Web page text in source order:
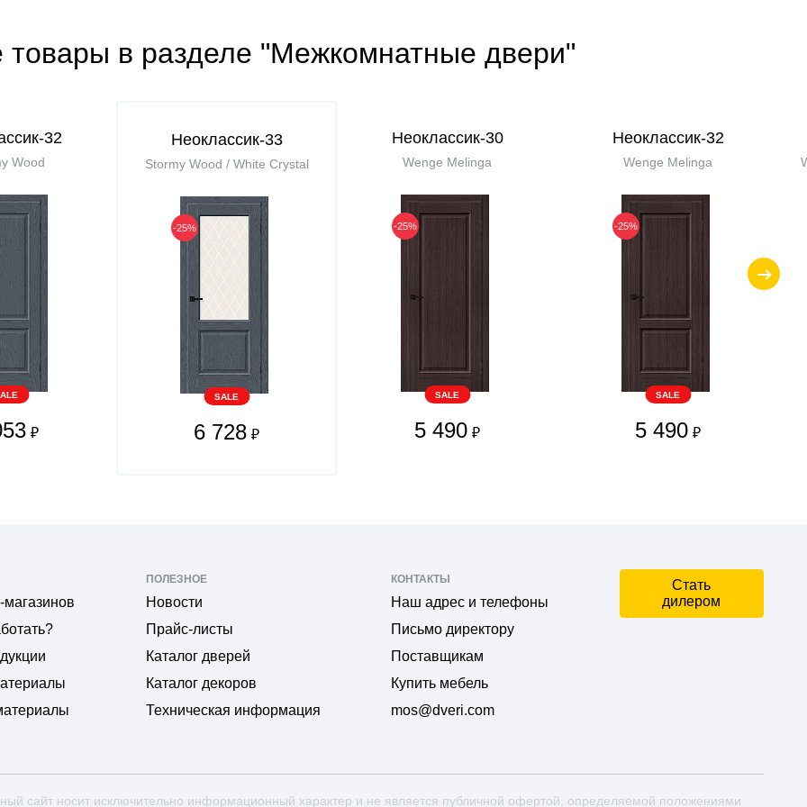
товары в разделе "Межкомнатные двери"
32
Wood
₽
Неоклассик-33
Stormy Wood / White Сrystal
-25%
SALE
6 728 ₽
Неоклассик-30
Wenge Melinga
-25%
SALE
5 490 ₽
Неоклассик-32
Wenge Melinga
-25%
SALE
5 490 ₽
магазинов
ПОЛЕЗНОЕ
Новости
Прайс-листы
Каталог дверей
Каталог декоров
Техническая информация
КОНТАКТЫ
Наш адрес и телефоны
Письмо директору
Поставщикам
Купить мебель
mos@dveri.com
Стать
дилером
сайт носит исключительно информационный характер и не является публичной офертой, определяемой положениями